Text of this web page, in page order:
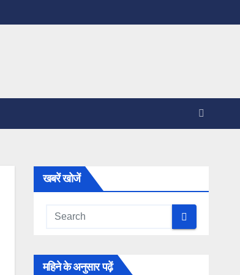
खबरें खोजें
महिने के अनुसार पढ़ें